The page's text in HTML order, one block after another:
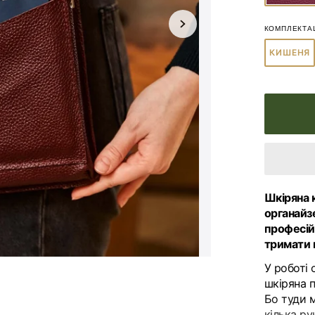
Скрутки для художників
HORECA ДОГЛЯД ЗА ШКІРОЮ
КИШЕНЯ
Шкіряна
тримати
У роботі
шкіряна
Бо туди